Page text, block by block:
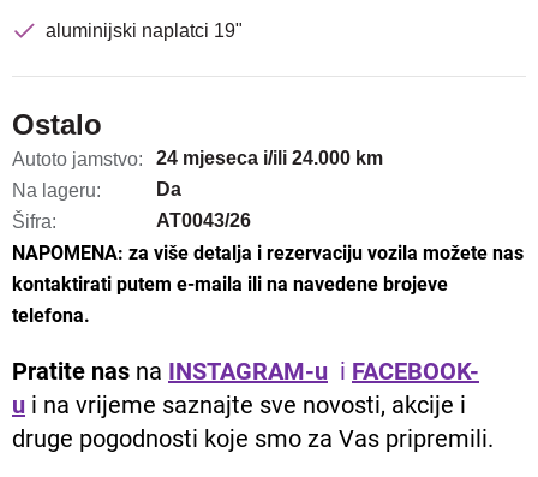
aluminijski naplatci 19"
Ostalo
Autoto jamstvo:
24 mjeseca i/ili 24.000 km
Na lageru:
Da
Šifra:
AT0043/26
NAPOMENA: za više detalja i rezervaciju vozila možete nas
kontaktirati putem e-maila ili na navedene brojeve
telefona.
Pratite nas na INSTAGRAM-u i FACEBOOK-
u i na vrijeme saznajte sve novosti, akcije i
druge pogodnosti koje smo za Vas pripremili.